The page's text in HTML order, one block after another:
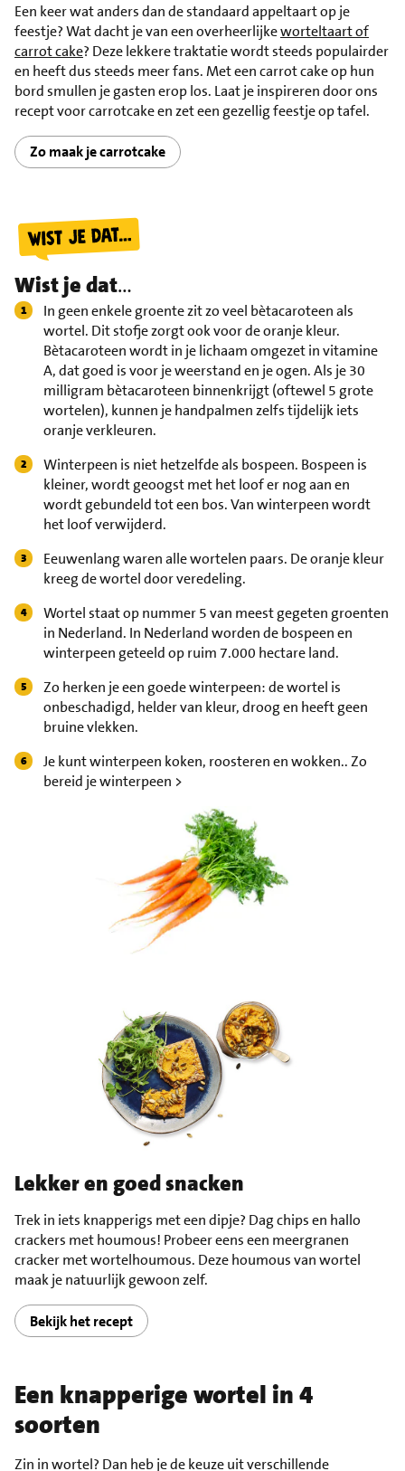
Een keer wat anders dan de standaard appeltaart op je
feestje? Wat dacht je van een overheerlijkeworteltaart of
carrot cake? Deze lekkere traktatie wordt steeds populairder
en heeft dus steeds meer fans. Met een carrot cake op hun
bord smullen je gasten erop los. Laat je inspireren door ons
recept voor carrotcake en zet een gezellig feestje op tafel.
Zo maak je carrotcake
Wist je dat…
In geen enkele groente zit zo veel bètacaroteen als
wortel. Dit stofje zorgt ook voor de oranje kleur.
Bètacaroteen wordt in je lichaam omgezet in vitamine
A, dat goed is voor je weerstand en je ogen. Als je 30
milligram bètacaroteen binnenkrijgt (oftewel 5 grote
wortelen), kunnen je handpalmen zelfs tijdelijk iets
oranje verkleuren.
Winterpeen is niet hetzelfde als bospeen. Bospeen is
kleiner, wordt geoogst met het loof er nog aan en
wordt gebundeld tot een bos. Van winterpeen wordt
het loof verwijderd.
Eeuwenlang waren alle wortelen paars. De oranje kleur
kreeg de wortel door veredeling.
Wortel staat op nummer 5 van meest gegeten groenten
in Nederland. In Nederland worden de bospeen en
winterpeen geteeld op ruim 7.000 hectare land.
Zo herken je een goede winterpeen: de wortel is
onbeschadigd, helder van kleur, droog en heeft geen
bruine vlekken.
Je kunt winterpeen koken, roosteren en wokken.. Zo
bereid je winterpeen >
Lekker en goed snacken
Trek in iets knapperigs met een dipje? Dag chips en hallo
crackers met houmous! Probeer eens een meergranen
cracker met wortelhoumous. Deze houmous van wortel
maak je natuurlijk gewoon zelf.
Bekijk het recept
Een knapperige wortel in 4
soorten
Zin in wortel? Dan heb je de keuze uit verschillende